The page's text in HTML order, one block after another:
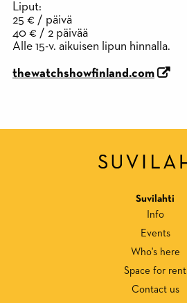
Liput:
25 € / päivä
40 € / 2 päivää
Alle 15-v. aikuisen lipun hinnalla.
thewatchshowfinland.com
Suvilahti
Info
Events
Who's here
Space for rent
Contact us